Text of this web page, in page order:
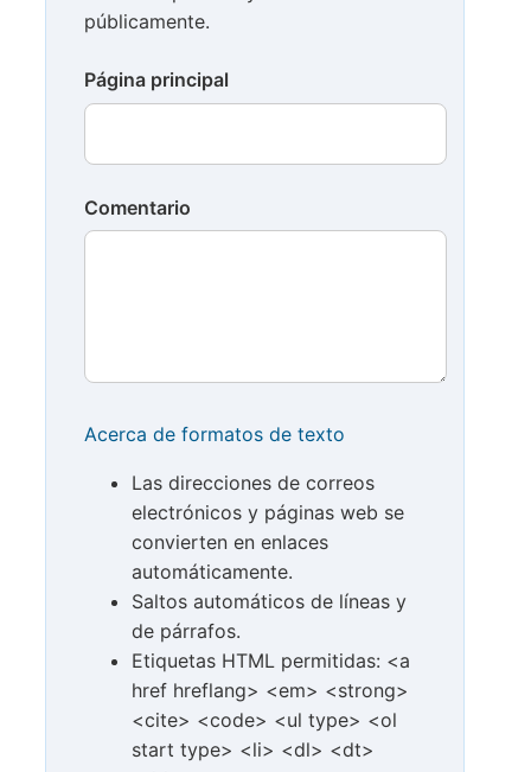
públicamente.
Página principal
Comentario
Acerca de formatos de texto
Las direcciones de correos
electrónicos y páginas web se
convierten en enlaces
automáticamente.
Saltos automáticos de líneas y
de párrafos.
Etiquetas HTML permitidas: <a
href hreflang> <em> <strong>
<cite> <code> <ul type> <ol
start type> <li> <dl> <dt>